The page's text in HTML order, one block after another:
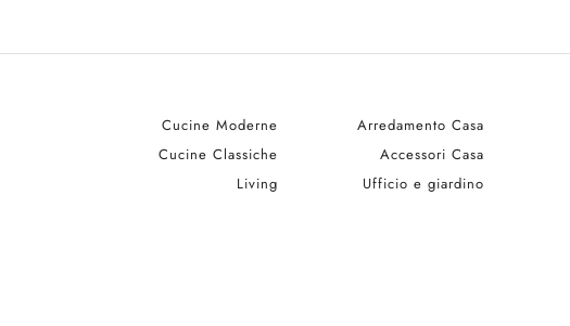
Cucine Moderne
Cucine Classiche
Living
Arredamento Casa
Accessori Casa
Ufficio e giardino